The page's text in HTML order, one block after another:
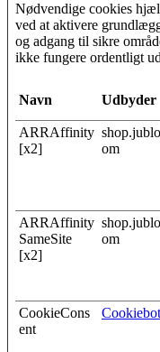
Nødvendige cookies
ved at aktivere
og adgang til sikre
ikke fungere ordentligt
Navn Udbyder
ARRAffinity
[x2]
om
ARRAffinity
SameSite
[x2]
om
CookieCons
ent
Cookiebot